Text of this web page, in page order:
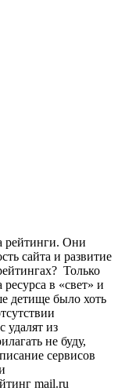
рейтинги. Они
сайта и развитие
Только
в «свет» и
детище было хоть
удалят из
не буду,
сервисов
mail.ru